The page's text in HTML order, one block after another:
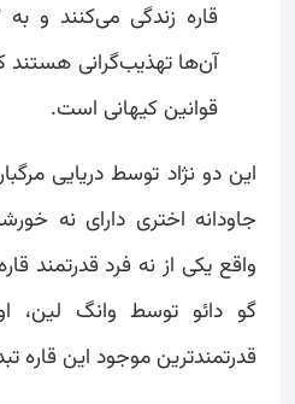
آن‌ها تهذیب‌گرانی هستند
قوانین کیهانی است.
این دو نژاد توسط دریایی
جاودانه اختری دارای نه
واقع یکی از نه فرد
گو دائو توسط وانگ لین،
قدرتمندترین موجود این قاره